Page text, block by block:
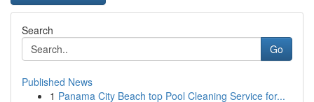
Search
Go
Published News
1 Panama City Beach top Pool Cleaning Service for...